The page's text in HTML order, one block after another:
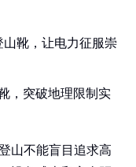
山靴，让电力征服崇
，突破地理限制实
山不能盲目追求高